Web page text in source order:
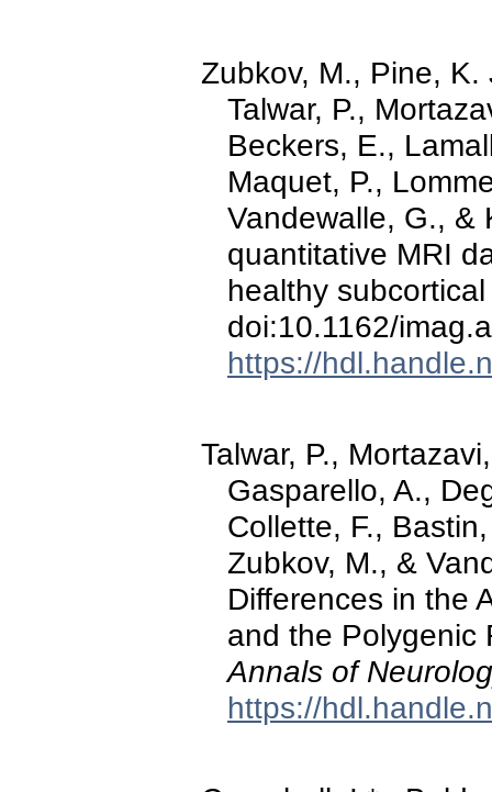
Zubkov, M., Pine, K.
Talwar, P.,
Beckers, E.,
Maquet, P.,
Vandewalle, G., &
quantitative MRI
healthy
doi:10.1162/
https://
Talwar, P.,
Gasparello, A.,
Collette, F.,
Zubkov, M., &
Differences in the
and the Polygenic
Annals of
https://